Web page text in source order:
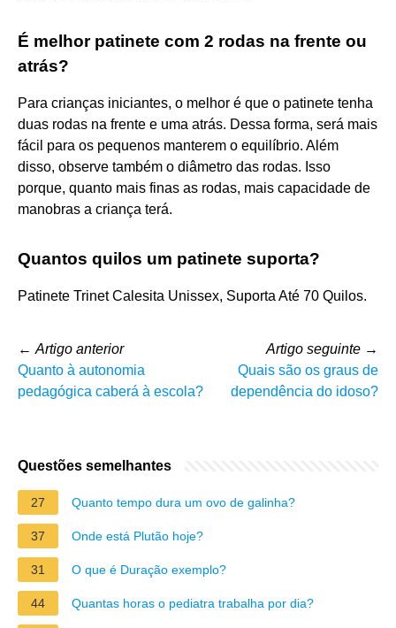
É melhor patinete com 2 rodas na frente ou
atrás?
Para crianças iniciantes, o melhor é que o patinete tenha
duas rodas na frente e uma atrás. Dessa forma, será mais
fácil para os pequenos manterem o equilíbrio. Além
disso, observe também o diâmetro das rodas. Isso
porque, quanto mais finas as rodas, mais capacidade de
manobras a criança terá.
Quantos quilos um patinete suporta?
Patinete Trinet Calesita Unissex, Suporta Até 70 Quilos.
← Artigo anterior
Quanto à autonomia
pedagógica caberá à escola?
Artigo seguinte →
Quais são os graus de
dependência do idoso?
Questões semelhantes
27 Quanto tempo dura um ovo de galinha?
37 Onde está Plutão hoje?
31 O que é Duração exemplo?
44 Quantas horas o pediatra trabalha por dia?